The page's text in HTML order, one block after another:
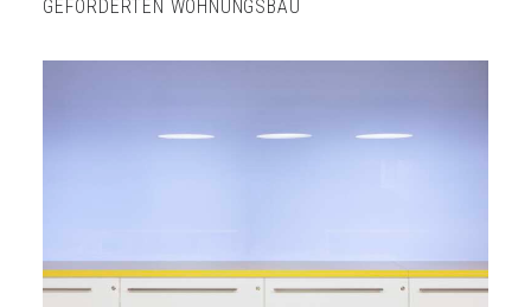
GEFÖRDERTEN WOHNUNGSBAU